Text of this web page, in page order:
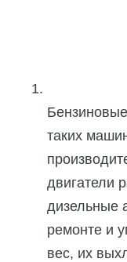
таких
двигатели
дизельные
ремонте и
вес, их